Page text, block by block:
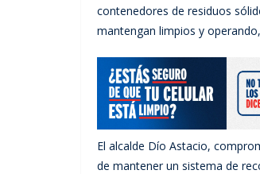
contenedores de residuos
mantengan limpios y
El alcalde Dío Astacio,
de mantener un sistema de